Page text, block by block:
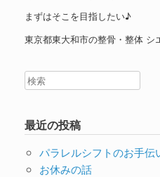
まずはそこを目指したい♪
東京都東大和市の整骨・整体 シ
最近の投稿
パラレルシフトのお手伝
お休みの話